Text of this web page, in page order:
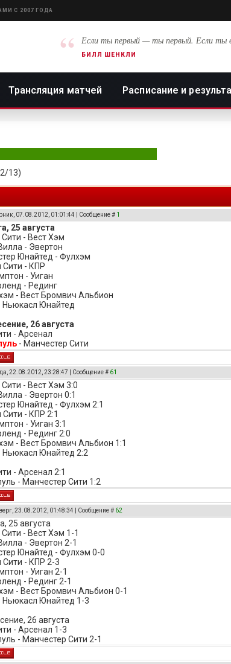
С 2007 ГОДА
“ Если ты первый — ты первый. Если
БИЛЛ ШЕНКЛИ
Трансляция матчей Расписание и
13)
07.08.2012, 01:01:44 | Сообщение # 1
25 августа
Сити - Вест Хэм
- Эвертон
Юнайтед - Фулхэм
Сити - КПР
- Уиган
- Рединг
- Вест Бромвич Альбион
Ньюкасл Юнайтед
26 августа
- Арсенал
- Манчестер Сити
22.08.2012, 23:28:47 | Сообщение # 61
- Вест Хэм 3:0
- Эвертон 0:1
Юнайтед - Фулхэм 2:1
Сити - КПР 2:1
- Уиган 3:1
- Рединг 2:0
- Вест Бромвич Альбион 1:1
Ньюкасл Юнайтед 2:2
- Арсенал 2:1
- Манчестер Сити 1:2
23.08.2012, 01:48:34 | Сообщение # 62
25 августа
- Вест Хэм 1-1
- Эвертон 2-1
Юнайтед - Фулхэм 0-0
Сити - КПР 2-3
- Уиган 2-1
- Рединг 2-1
- Вест Бромвич Альбион 0-1
Ньюкасл Юнайтед 1-3
26 августа
- Арсенал 1-3
- Манчестер Сити 2-1